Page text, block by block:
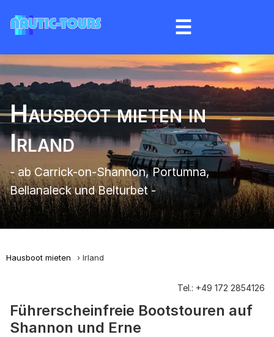
☰
Hausboot mieten in
Irland
- ab Carrick-on-Shannon, Portumna,
Bellanaleck und Belturbet -
Hausboot mieten Irland
Tel.: +49 172 2854126
Führerscheinfreie Bootstouren auf
Shannon und Erne